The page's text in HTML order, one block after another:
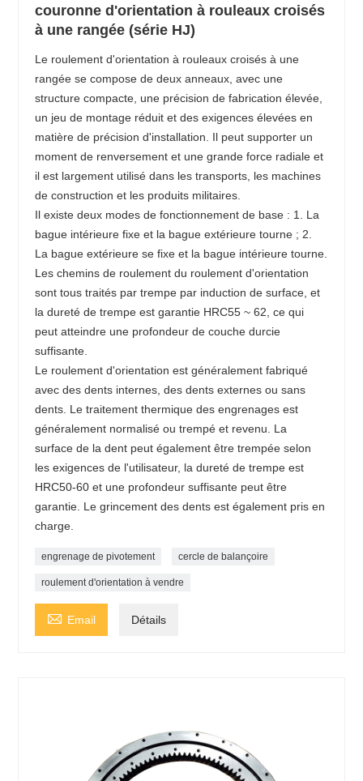
couronne d'orientation à rouleaux croisés
à une rangée (série HJ)
Le roulement d'orientation à rouleaux croisés à une
rangée se compose de deux anneaux, avec une
structure compacte, une précision de fabrication élevée,
un jeu de montage réduit et des exigences élevées en
matière de précision d'installation. Il peut supporter un
moment de renversement et une grande force radiale et
il est largement utilisé dans les transports, les machines
de construction et les produits militaires.
Il existe deux modes de fonctionnement de base : 1. La
bague intérieure fixe et la bague extérieure tourne ; 2.
La bague extérieure se fixe et la bague intérieure tourne.
Les chemins de roulement du roulement d'orientation
sont tous traités par trempe par induction de surface, et
la dureté de trempe est garantie HRC55 ~ 62, ce qui
peut atteindre une profondeur de couche durcie
suffisante.
Le roulement d'orientation est généralement fabriqué
avec des dents internes, des dents externes ou sans
dents. Le traitement thermique des engrenages est
généralement normalisé ou trempé et revenu. La
surface de la dent peut également être trempée selon
les exigences de l'utilisateur, la dureté de trempe est
HRC50-60 et une profondeur suffisante peut être
garantie. Le grincement des dents est également pris en
charge.
engrenage de pivotement cercle de balançoire
roulement d'orientation à vendre
 Email Détails